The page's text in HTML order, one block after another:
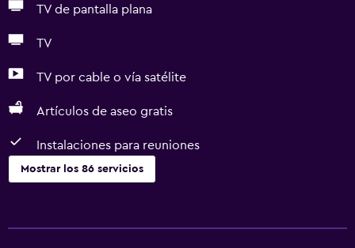
TV de pantalla plana
TV
TV por cable o vía satélite
Artículos de aseo gratis
Instalaciones para reuniones
Mostrar los 86 servicios
Wifi gratis